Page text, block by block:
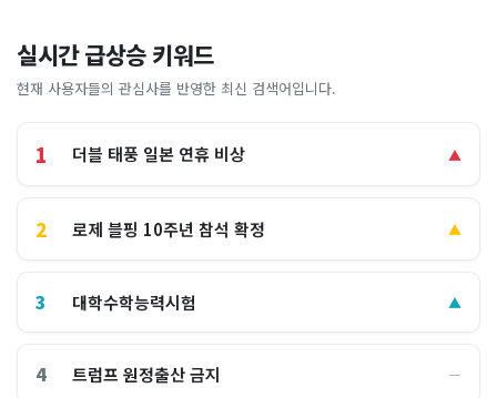
실시간 급상승 키워드
현재 사용자들의 관심사를 반영한 최신 검색어입니다.
1 더블 태풍 일본 연휴 비상 ▲
2 로제 블핑 10주년 참석 확정 ▲
3 대학수학능력시험 ▲
4 트럼프 원정출산 금지 ―